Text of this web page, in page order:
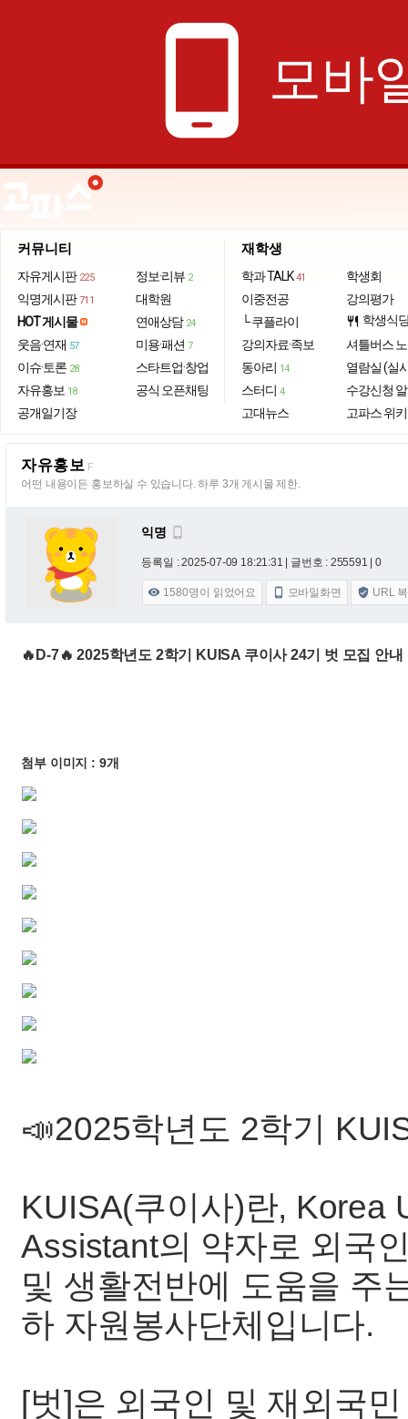
phone_android 모바
커뮤니티
자유게시판 225
익명게시판 711
HOT 게시물
웃음·연재 57
이슈·토론 28
자유홍보 18
공개일기장
정보·리뷰 2
대학원
연애상담 24
미용·패션 7
스타트업·창업
공식 오픈채팅
재학생
학과 TALK 41
이중전공
└ 쿠플라이
강의자료·족보
동아리 14
스터디 4
고대뉴스
학생회
강의평가
restaurant 학생식
셔틀버스
열람실 (실
수강신청
고파스 위키
자유홍보 F
어떤 내용이든 홍보하실 수 있습니다. 하루 3개 게시물 제한.
익명 
등록일 : 2025-07-09 18:21:31 | 글번호 : 255591 | 0
 1580명이 읽었어요  모바일화면  URL
🔥D-7🔥 2025학년도 2학기 KUISA 쿠이사 24기 벗 모집 안내
첨부 이미지 : 9개
📣2025학년도 2학기
KUISA(쿠이사)란, Korea
Assistant의 약자로 외국
및 생활전반에 도움을 주
하 자원봉사단체입니다.
[벗]은 외국인 및 재외국